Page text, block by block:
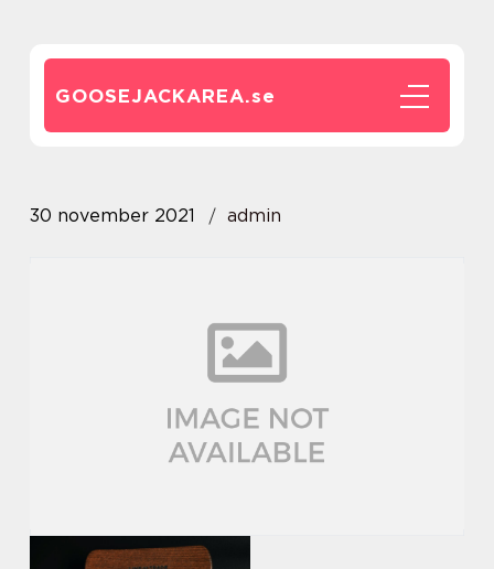
GOOSEJACKAREA.se
30 november 2021 admin